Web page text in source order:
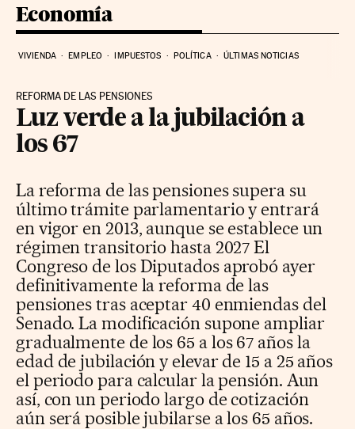
Economía
VIVIENDA EMPLEO IMPUESTOS POLÍTICA ÚLTIMAS NOTICIAS
REFORMA DE LAS PENSIONES
Luz verde a la jubilación a
los 67
La reforma de las pensiones supera su
último trámite parlamentario y entrará
en vigor en 2013, aunque se establece un
régimen transitorio hasta 2027 El
Congreso de los Diputados aprobó ayer
definitivamente la reforma de las
pensiones tras aceptar 40 enmiendas del
Senado. La modificación supone ampliar
gradualmente de los 65 a los 67 años la
edad de jubilación y elevar de 15 a 25 años
el periodo para calcular la pensión. Aun
así, con un periodo largo de cotización
aún será posible jubilarse a los 65 años.